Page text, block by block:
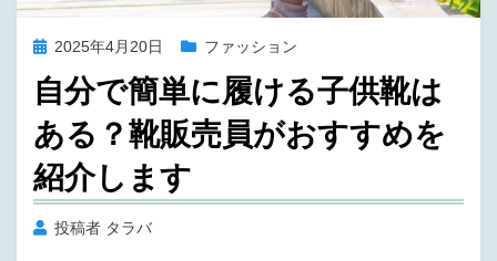
投
日:
2025年4月20日 ファッション
自分で簡単に履ける子供靴は
ある？靴販売員がおすすめを
紹介します
投稿者 タラバ